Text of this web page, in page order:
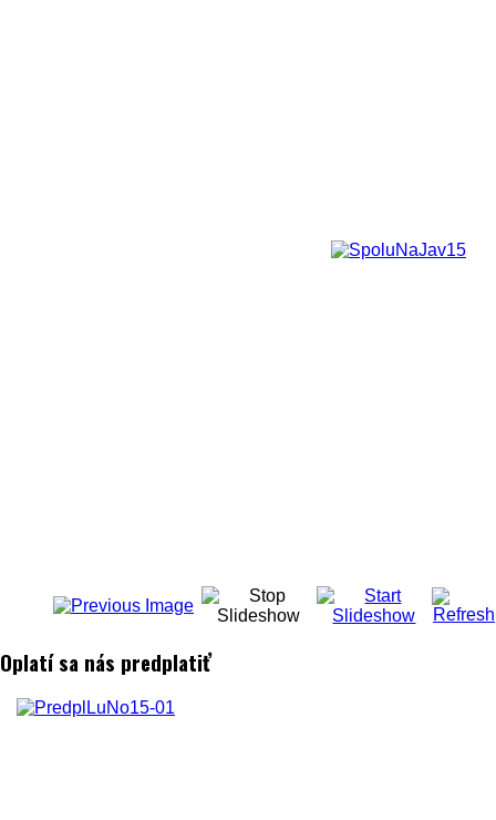
Oplatí sa nás predplatiť